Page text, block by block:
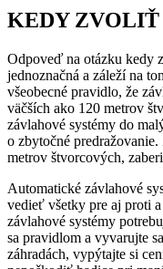
KEDY
Odpoveď na otázku kedy
jednoznačná a záleží na
všeobecné pravidlo, že
väčších ako 120 metrov
závlahové systémy do
o zbytočné
metrov štvorcových,
Automatické závlahové
vedieť všetky pre aj proti
závlahové systémy
sa pravidlom a vyvarujte
záhradách, vypýtajte si